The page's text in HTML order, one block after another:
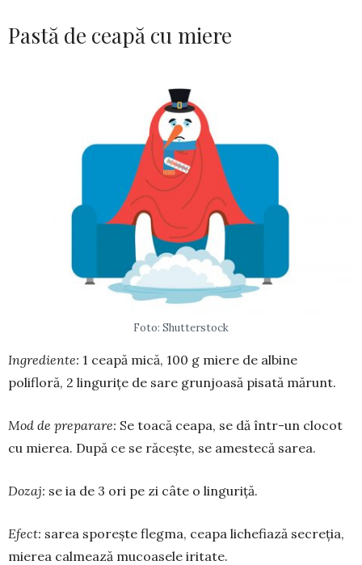
Pastă de ceapă cu miere
Foto: Shutterstock
Ingrediente: 1 ceapă mică, 100 g miere de albine
polifloră, 2 lingurițe de sare grunjoasă pisată mărunt.
Mod de preparare: Se toacă cea­pa, se dă într-un clocot
cu mierea. Du­pă ce se răcește, se amestecă sarea.
Dozaj: se ia de 3 ori pe zi câte o linguriță.
Efect: sarea sporește flegma, cea­pa lichefiază secreția,
mierea cal­mea­ză mucoasele iritate.